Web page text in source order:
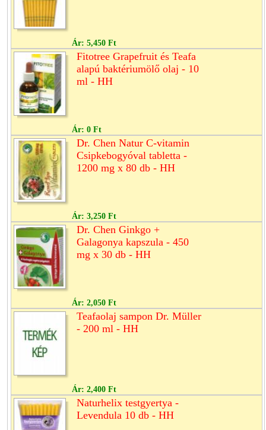
Ár: 5,450 Ft
Fitotree Grapefruit és Teafa
alapú baktériumölő olaj - 10
ml - HH
Ár: 0 Ft
Dr. Chen Natur C-vitamin
Csipkebogyóval tabletta -
1200 mg x 80 db - HH
Ár: 3,250 Ft
Dr. Chen Ginkgo +
Galagonya kapszula - 450
mg x 30 db - HH
Ár: 2,050 Ft
Teafaolaj sampon Dr. Müller
- 200 ml - HH
Ár: 2,400 Ft
Naturhelix testgyertya -
Levendula 10 db - HH